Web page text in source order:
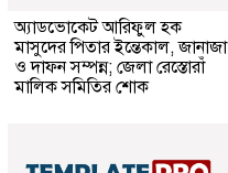
অ্যাডভোকেট আরিফুল হক
মাসুদের পিতার ইন্তেকাল, জানাজা
ও দাফন সম্পন্ন; জেলা রেস্তোরাঁ
মালিক সমিতির শোক